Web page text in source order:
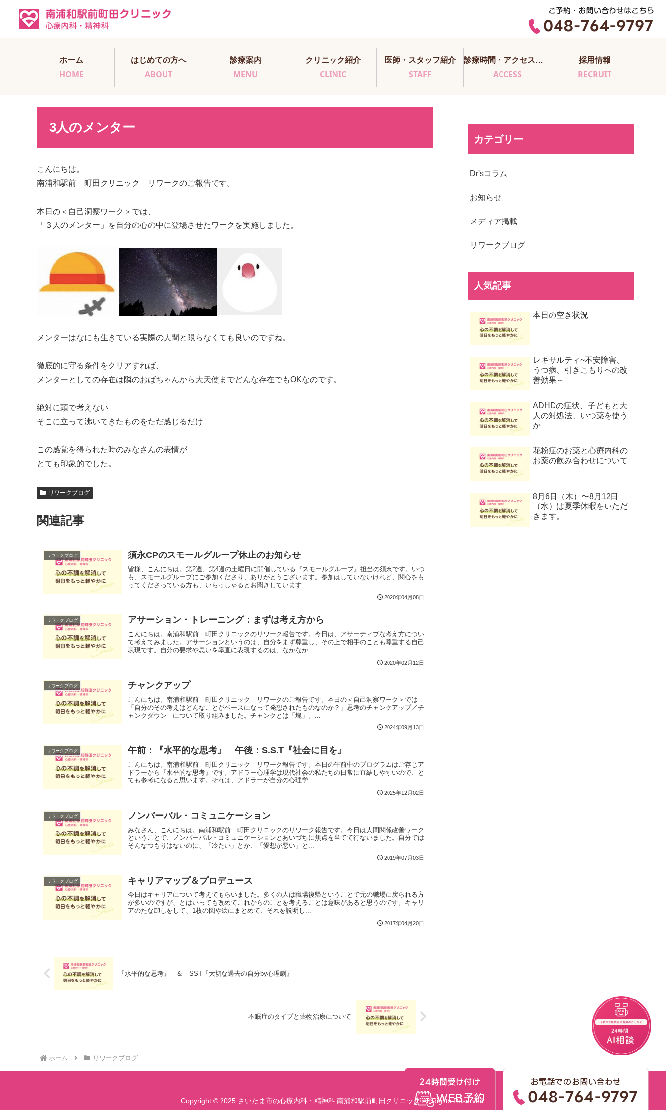
ホーム
HOME
はじめての方へ
ABOUT
診療案内
MENU
クリニック紹介
CLINIC
医師・スタッフ紹介
STAFF
診療時間・アクセス・医師担当表
ACCESS
採用情報
RECRUIT
3人のメンター
こんにちは。
南浦和駅前 町田クリニック リワークのご報告です。
本日の＜自己洞察ワーク＞では、
「３人のメンター」を自分の心の中に登場させたワークを実施しました。
メンターはなにも生きている実際の人間と限らなくても良いのですね。
徹底的に守る条件をクリアすれば、
メンターとしての存在は隣のおばちゃんから大天使までどんな存在でもOKなのです。
絶対に頭で考えない
そこに立って沸いてきたものをただ感じるだけ
この感覚を得られた時のみなさんの表情が
とても印象的でした。
リワークブログ
関連記事
リワークブログ 須永CPのスモールグループ休止のお知らせ
皆様、こんにちは。第2週、第4週の土曜日に開催している『スモールグループ』担当の須永です。いつ
も、スモールグループにご参加くださり、ありがとうございます。参加はしていないけれど、関心をも
ってくださっている方も、いらっしゃるとお聞きしています...
2020年04月08日
リワークブログ アサーション・トレーニング：まずは考え方から
こんにちは。南浦和駅前 町田クリニックのリワーク報告です。今日は、アサーティブな考え方につい
て考えてみました。アサーションというのは、自分をまず尊重し、その上で相手のことも尊重する自己
表現です。自分の要求や思いを率直に表現するのは、なかなか...
2020年02月12日
リワークブログ チャンクアップ
こんにちは。南浦和駅前 町田クリニック リワークのご報告です。本日の＜自己洞察ワーク＞では
「自分のその考えはどんなことがベースになって発想されたものなのか？」思考のチャンクアップ／チ
ャンクダウン について取り組みました。チャンクとは「塊」。...
2024年09月13日
リワークブログ 午前：『水平的な思考』 午後：S.S.T『社会に目を』
こんにちは。南浦和駅前 町田クリニック リワーク報告です。本日の午前中のプログラムはご存じア
ドラーから『水平的な思考』です。アドラー心理学は現代社会の私たちの日常に直結しやすいので、と
ても参考になると思います。それは、アドラーが自分の心理学...
2025年12月02日
リワークブログ ノンバーバル・コミュニケーション
みなさん、こんにちは。南浦和駅前 町田クリニックのリワーク報告です。今日は人間関係改善ワーク
ということで、ノンバーバル・コミュニケーションとあいづちに焦点を当てて行ないました。自分では
そんなつもりはないのに、「冷たい」とか、「愛想が悪い」と...
2019年07月03日
リワークブログ キャリアマップ＆プロデュース
今日はキャリアについて考えてもらいました。多くの人は職場復帰ということで元の職場に戻られる方
が多いのですが、とはいっても改めてこれからのことを考えることは意味があると思うのです。キャリ
アのたな卸しをして、1枚の図や絵にまとめて、それを説明し...
2017年04月20日
『水平的な思考』 ＆ SST『大切な過去の自分by心理劇』
不眠症のタイプと薬物治療について
ホーム リワークブログ
カテゴリー
Dr'sコラム
お知らせ
メディア掲載
リワークブログ
人気記事
本日の空き状況
レキサルティ~不安障害、
うつ病、引きこもりへの改
善効果～
ADHDの症状、子どもと大
人の対処法、いつ薬を使う
か
花粉症のお薬と心療内科の
お薬の飲み合わせについて
8月6日（木）〜8月12日
（水）は夏季休暇をいただ
きます。
Copyright © 2025 さいたま市の心療内科・精神科 南浦和駅前町田クリニック All Rights Reserved.
チャットボッ